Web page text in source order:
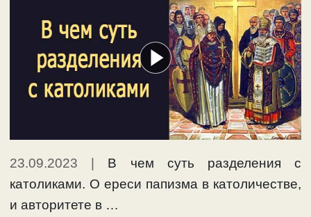
23.09.2023
В чем суть разделения с
католиками. О ереси папизма в католичестве,
и авторитете в …